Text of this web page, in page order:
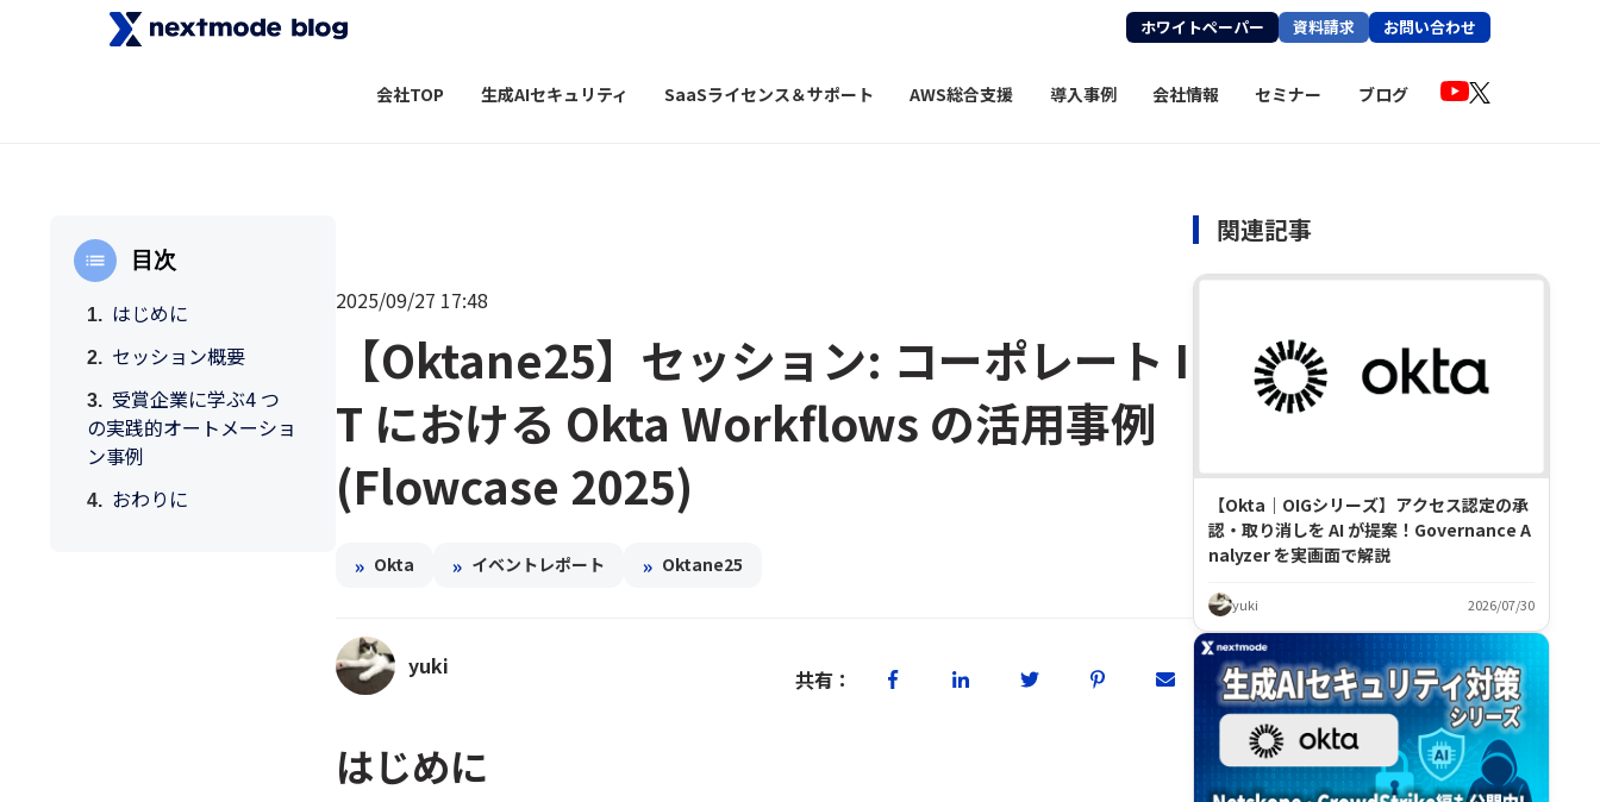
ホワイトペーパー 資料請求 お問い合わせ
会社TOP 生成AIセキュリティ SaaSライセンス＆サポート AWS総合支援 導入事例 会社情報 セミナー ブログ
目次
はじめに
セッション概要
受賞企業に学ぶ4 つ
の実践的オートメーショ
ン事例
おわりに
2025/09/27 17:48
【Oktane25】セッション: コーポレート I
T における Okta Workflows の活用事例
(Flowcase 2025)
» Okta » イベントレポート » Oktane25
yuki 共有：
はじめに
関連記事
【Okta｜OIGシリーズ】アクセス認定の承
認・取り消しを AI が提案！Governance A
nalyzer を実画面で解説
yuki 2026/07/30